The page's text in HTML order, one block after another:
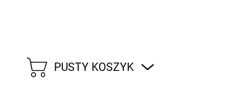
KOSZYK
PUSTY KOSZYK